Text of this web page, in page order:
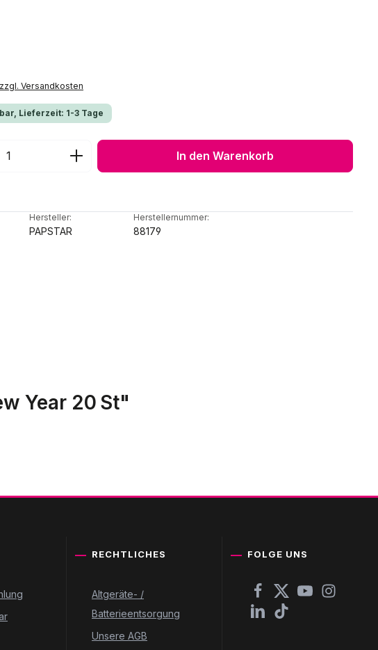
Versandkosten
Lieferzeit: 1-3 Tage
Gib den gewünschten Wert ein oder
In den Warenkorb
Hersteller:
PAPSTAR
Herstellernummer:
88179
Year 20 St"
RECHTLICHES
Altgeräte- /
Batterieentsorgung
Unsere AGB
FOLGE UNS